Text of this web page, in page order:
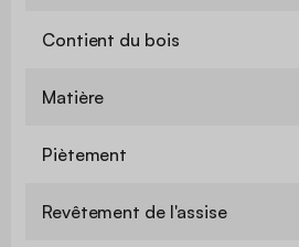
Contient du bois
Matière
Piètement
Revêtement de l'assise